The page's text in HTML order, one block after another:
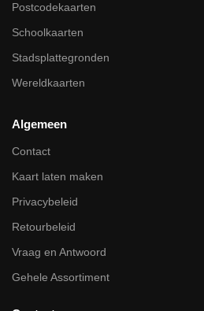
Postcodekaarten
Schoolkaarten
Stadsplattegronden
Wereldkaarten
Algemeen
Contact
Kaart laten maken
Privacybeleid
Retourbeleid
Vraag en Antwoord
Gehele Assortiment